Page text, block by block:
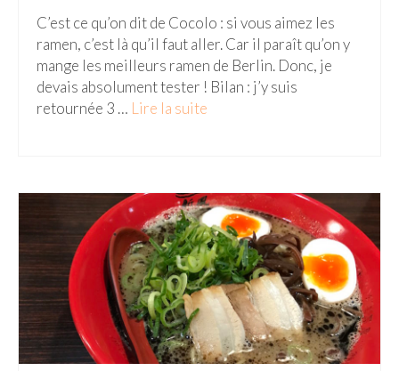
Machu Picchu
ASIE
Chine
Guilin & Yangshuo
Xi’An
Corée du Sud
Japon
Fukuoka
C’est ce qu’on dit de Cocolo : si vous aimez les
ramen, c’est là qu’il faut aller. Car il paraît qu’on y
mange les meilleurs ramen de Berlin. Donc, je
devais absolument tester ! Bilan : j’y suis
retournée 3 … Lire la suite­­